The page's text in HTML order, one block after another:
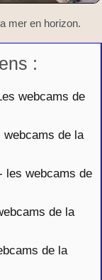
mer en horizon.
:
webcams de
webcams de la
les webcams de
de la
de la